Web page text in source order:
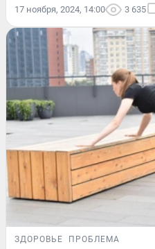
17 ноября, 2024, 14:00 3 635
ЗДОРОВЬЕ ПРОБЛЕМА